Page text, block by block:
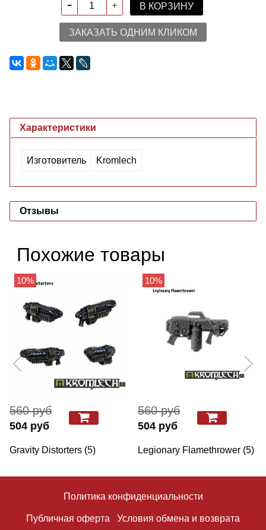
В КОРЗИНУ
ЗАКАЗАТЬ ОДНИМ КЛИКОМ
Характеристики
Изготовитель Kromlech
Отзывы
Похожие товары
10%
560 руб
504 руб
Gravity Distorters (5)
10%
560 руб
504 руб
Legionary Flamethrower (5)
Политика конфиденциальности
Публичная оферта Условия обмена и возврата